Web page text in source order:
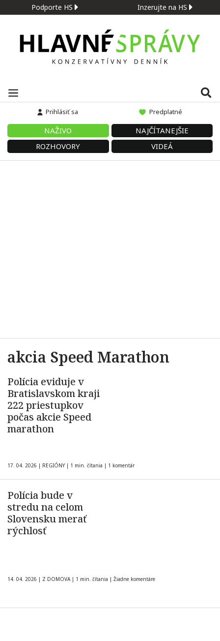
Podporte HS Inzerujte na HS
Prihlásiť sa Predplatné
NAŽIVO
NAJČÍTANEJŠIE
ROZHOVORY
VIDEÁ
akcia Speed Marathon
Polícia eviduje v
Bratislavskom kraji
222 priestupkov
počas akcie Speed
marathon
17. 04. 2026 | REGIÓNY | 1 min. čítania | 1 komentár
Polícia bude v
stredu na celom
Slovensku merať
rýchlosť
14. 04. 2026 | Z DOMOVA | 1 min. čítania | Žiadne komentáre